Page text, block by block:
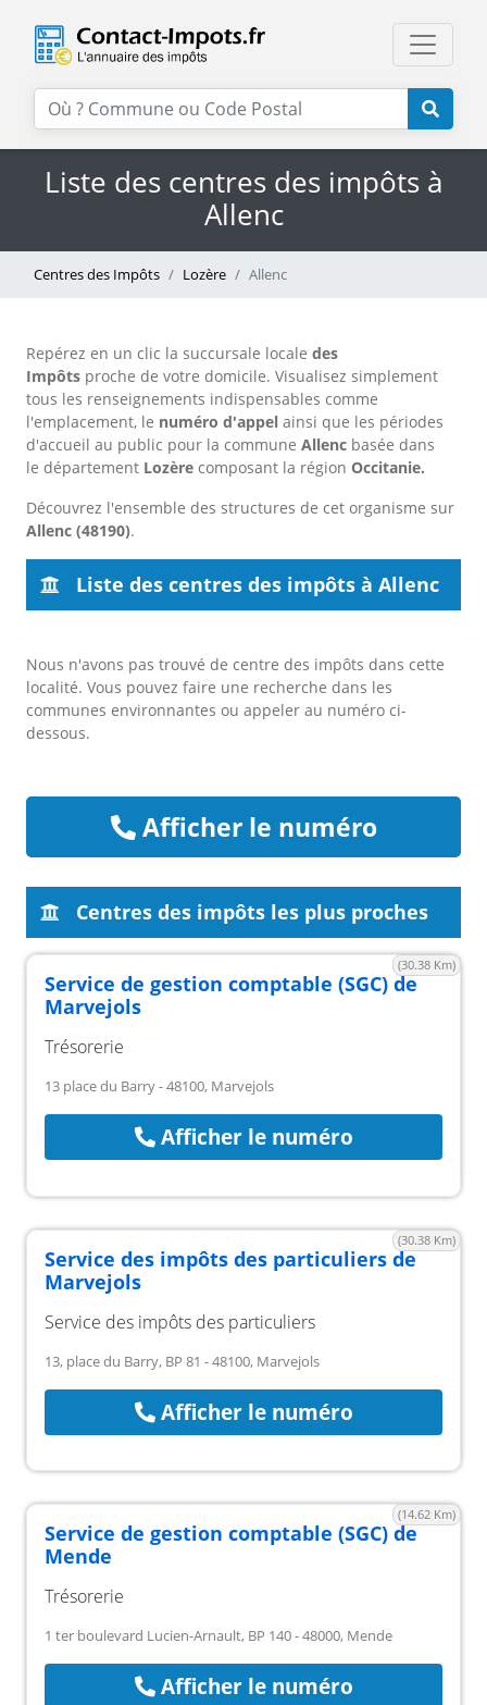
Liste des centres des impôts à
Allenc
Centres des Impôts Lozère Allenc
Repérez en un clic la succursale locale des
Impôts proche de votre domicile. Visualisez simplement
tous les renseignements indispensables comme
l'emplacement, le numéro d'appel ainsi que les périodes
d'accueil au public pour la commune Allenc basée dans
le département Lozère composant la région Occitanie.
Découvrez l'ensemble des structures de cet organisme sur
Allenc (48190).
Liste des centres des impôts à Allenc
Nous n'avons pas trouvé de centre des impôts dans cette
localité. Vous pouvez faire une recherche dans les
communes environnantes ou appeler au numéro ci-
dessous.
Afficher le numéro
Centres des impôts les plus proches
(30.38 Km)
Service de gestion comptable (SGC) de
Marvejols
Trésorerie
13 place du Barry - 48100, Marvejols
Afficher le numéro
(30.38 Km)
Service des impôts des particuliers de
Marvejols
Service des impôts des particuliers
13, place du Barry, BP 81 - 48100, Marvejols
Afficher le numéro
(14.62 Km)
Service de gestion comptable (SGC) de
Mende
Trésorerie
1 ter boulevard Lucien-Arnault, BP 140 - 48000, Mende
Afficher le numéro